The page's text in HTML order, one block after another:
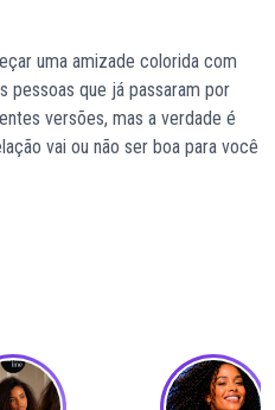
uma amizade colorida com
pessoas que já passaram por
versões, mas a verdade é
vai ou não ser boa para você